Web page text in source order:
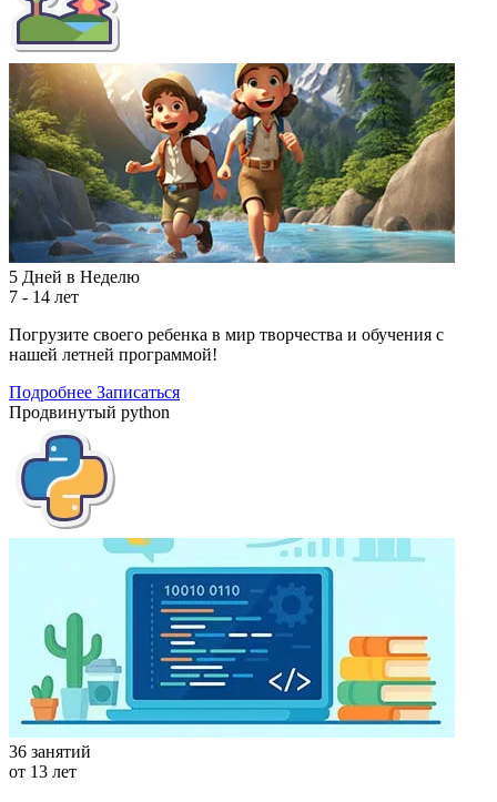
5 Дней в Неделю
7 - 14 лет
Погрузите своего ребенка в мир творчества и обучения с
нашей летней программой!
Подробнее Записаться
Продвинутый python
36 занятий
от 13 лет